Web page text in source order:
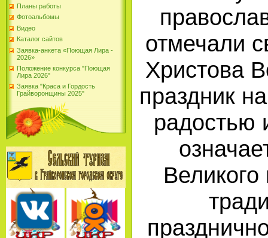
Планы работы
Фотоальбомы
Видео
Каталог сайтов
Заявка-анкета «Поющая Лира -
2026»
Положение конкурса "Поющая
Лира 2026"
Заявка "Краса и Гордость
Грайворонщины 2025"
отмечали
Христова
праздник
радостью